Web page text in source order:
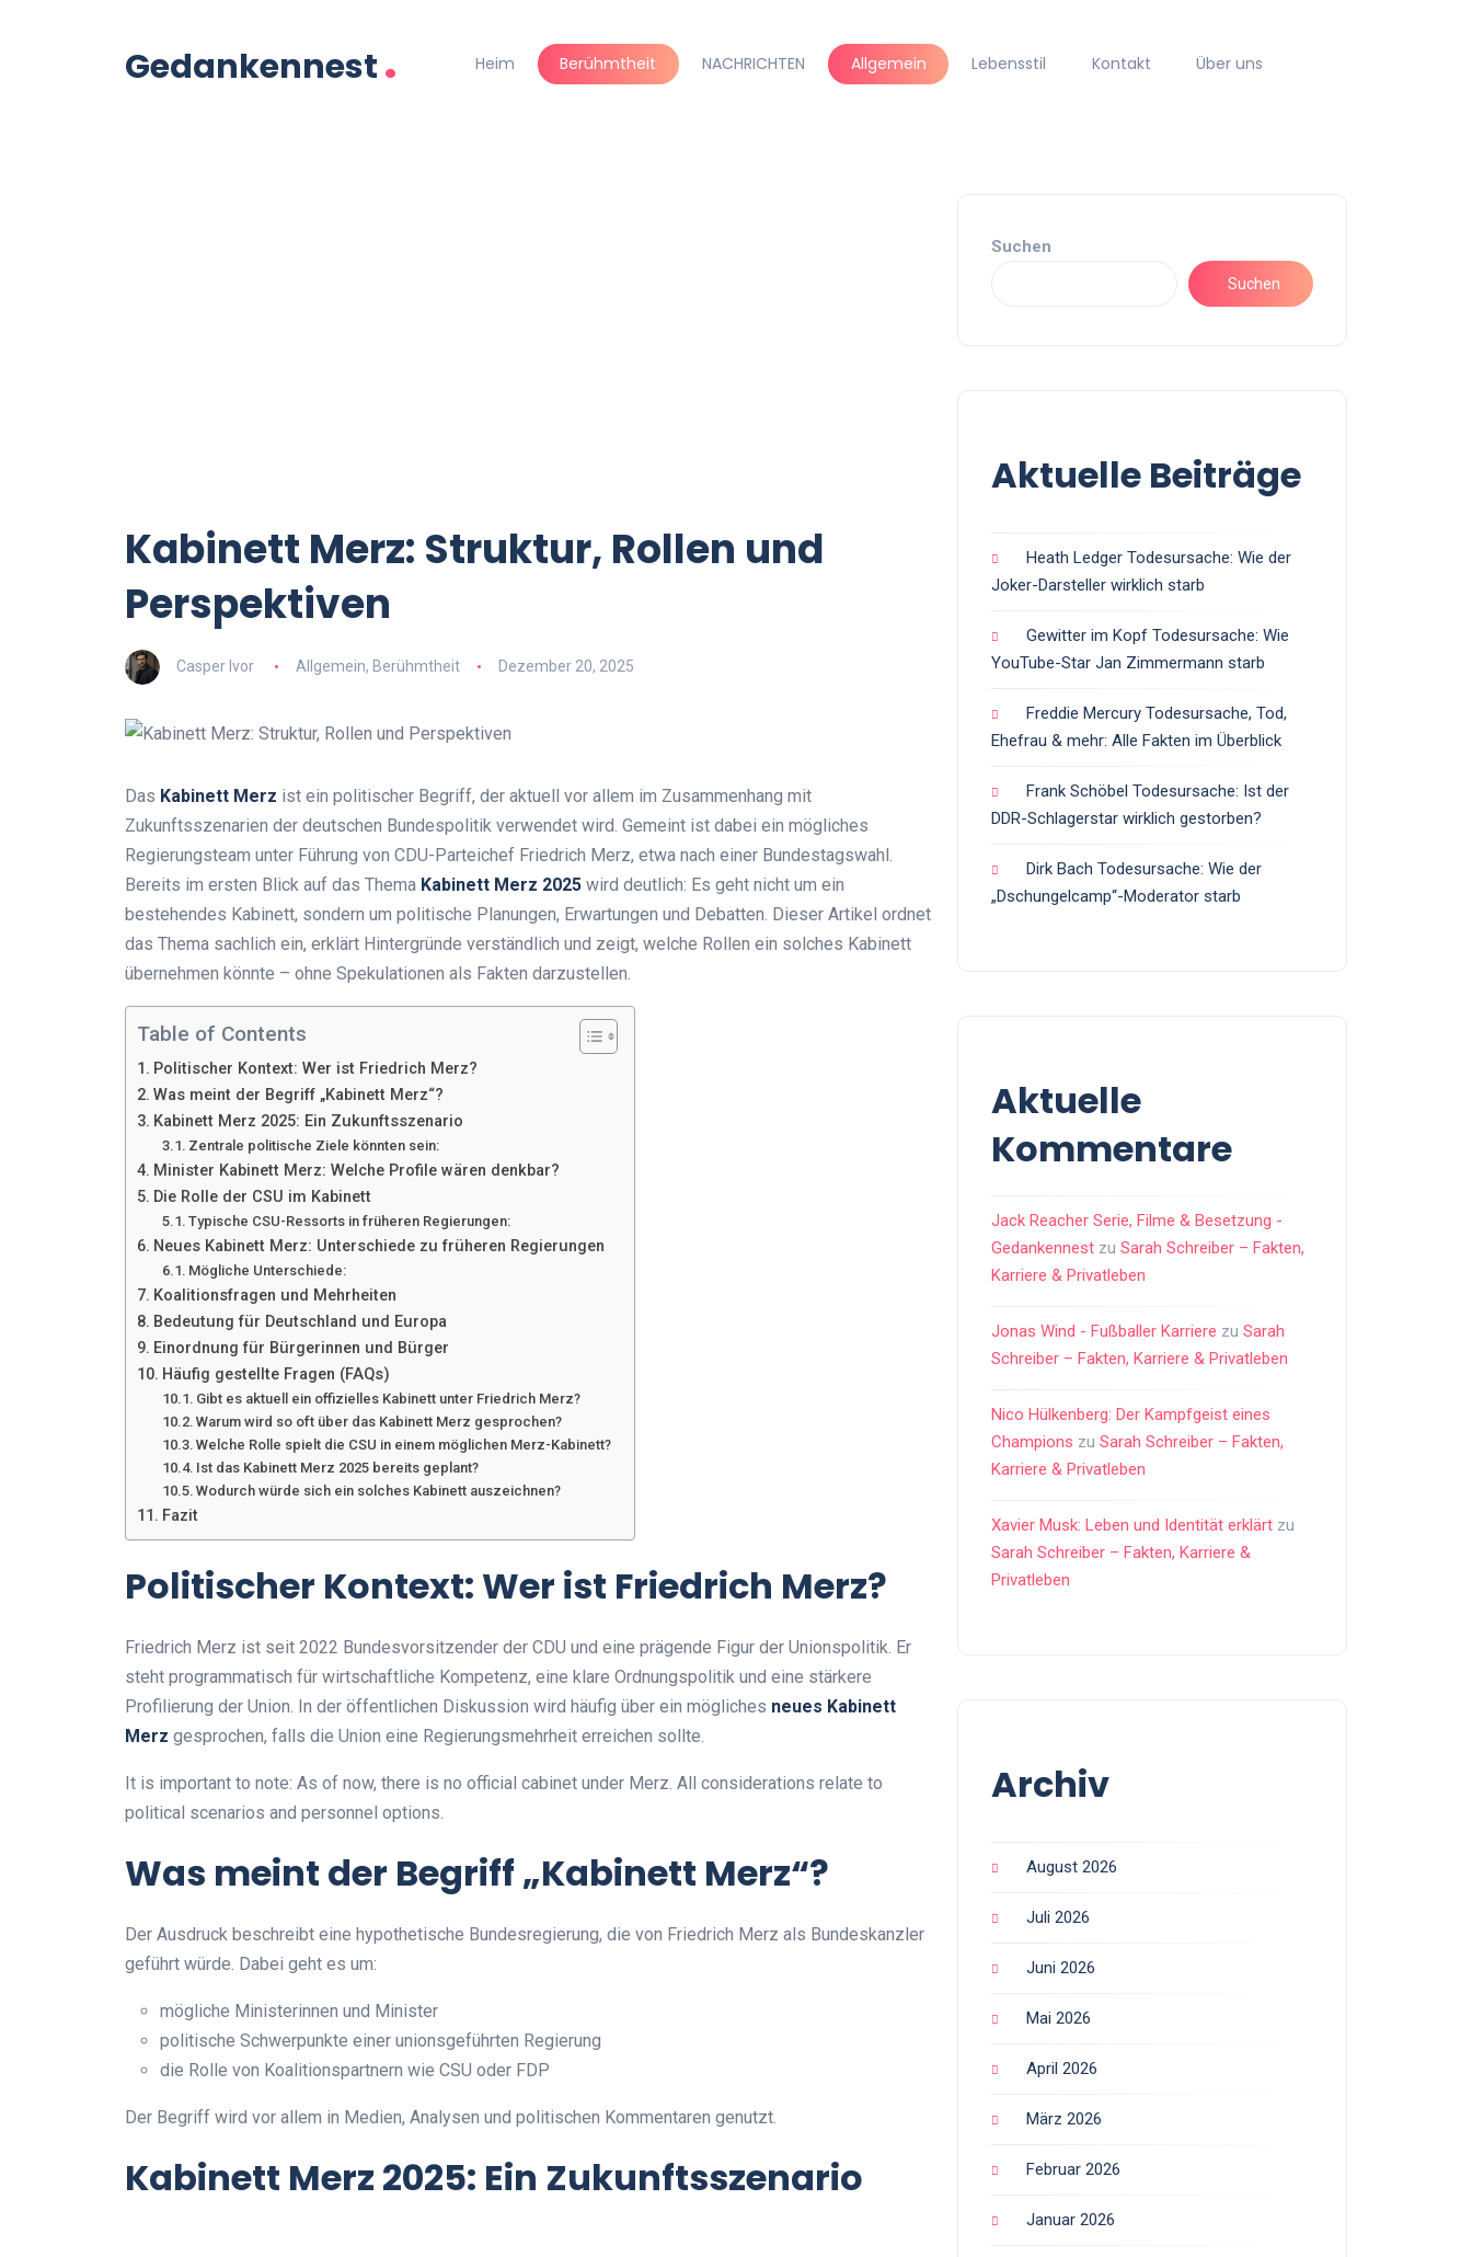
Gedankennest. Heim Berühmtheit NACHRICHTEN Allgemein Lebensstil Kontakt Über uns
Kabinett Merz: Struktur, Rollen und
Perspektiven
Casper Ivor Allgemein, Berühmtheit Dezember 20, 2025
Das Kabinett Merz ist ein politischer Begriff, der aktuell vor allem im Zusammenhang mit
Zukunftsszenarien der deutschen Bundespolitik verwendet wird. Gemeint ist dabei ein mögliches
Regierungsteam unter Führung von CDU-Parteichef Friedrich Merz, etwa nach einer Bundestagswahl.
Bereits im ersten Blick auf das Thema Kabinett Merz 2025 wird deutlich: Es geht nicht um ein
bestehendes Kabinett, sondern um politische Planungen, Erwartungen und Debatten. Dieser Artikel ordnet
das Thema sachlich ein, erklärt Hintergründe verständlich und zeigt, welche Rollen ein solches Kabinett
übernehmen könnte – ohne Spekulationen als Fakten darzustellen.
Table of Contents
Politischer Kontext: Wer ist Friedrich Merz?
Was meint der Begriff „Kabinett Merz“?
Kabinett Merz 2025: Ein Zukunftsszenario
Zentrale politische Ziele könnten sein:
Minister Kabinett Merz: Welche Profile wären denkbar?
Die Rolle der CSU im Kabinett
Typische CSU-Ressorts in früheren Regierungen:
Neues Kabinett Merz: Unterschiede zu früheren Regierungen
Mögliche Unterschiede:
Koalitionsfragen und Mehrheiten
Bedeutung für Deutschland und Europa
Einordnung für Bürgerinnen und Bürger
Häufig gestellte Fragen (FAQs)
Gibt es aktuell ein offizielles Kabinett unter Friedrich Merz?
Warum wird so oft über das Kabinett Merz gesprochen?
Welche Rolle spielt die CSU in einem möglichen Merz-Kabinett?
Ist das Kabinett Merz 2025 bereits geplant?
Wodurch würde sich ein solches Kabinett auszeichnen?
Fazit
Politischer Kontext: Wer ist Friedrich Merz?
Friedrich Merz ist seit 2022 Bundesvorsitzender der CDU und eine prägende Figur der Unionspolitik. Er
steht programmatisch für wirtschaftliche Kompetenz, eine klare Ordnungspolitik und eine stärkere
Profilierung der Union. In der öffentlichen Diskussion wird häufig über ein mögliches neues Kabinett
Merz gesprochen, falls die Union eine Regierungsmehrheit erreichen sollte.
It is important to note: As of now, there is no official cabinet under Merz. All considerations relate to
political scenarios and personnel options.
Was meint der Begriff „Kabinett Merz“?
Der Ausdruck beschreibt eine hypothetische Bundesregierung, die von Friedrich Merz als Bundeskanzler
geführt würde. Dabei geht es um:
mögliche Ministerinnen und Minister
politische Schwerpunkte einer unionsgeführten Regierung
die Rolle von Koalitionspartnern wie CSU oder FDP
Der Begriff wird vor allem in Medien, Analysen und politischen Kommentaren genutzt.
Kabinett Merz 2025: Ein Zukunftsszenario
Suchen
Suchen
Aktuelle Beiträge
Heath Ledger Todesursache: Wie der
Joker-Darsteller wirklich starb
Gewitter im Kopf Todesursache: Wie
YouTube-Star Jan Zimmermann starb
Freddie Mercury Todesursache, Tod,
Ehefrau & mehr: Alle Fakten im Überblick
Frank Schöbel Todesursache: Ist der
DDR-Schlagerstar wirklich gestorben?
Dirk Bach Todesursache: Wie der
„Dschungelcamp“-Moderator starb
Aktuelle
Kommentare
Jack Reacher Serie, Filme & Besetzung -
Gedankennest zu Sarah Schreiber – Fakten,
Karriere & Privatleben
Jonas Wind - Fußballer Karriere zu Sarah
Schreiber – Fakten, Karriere & Privatleben
Nico Hülkenberg: Der Kampfgeist eines
Champions zu Sarah Schreiber – Fakten,
Karriere & Privatleben
Xavier Musk: Leben und Identität erklärt zu
Sarah Schreiber – Fakten, Karriere &
Privatleben
Archiv
August 2026
Juli 2026
Juni 2026
Mai 2026
April 2026
März 2026
Februar 2026
Januar 2026